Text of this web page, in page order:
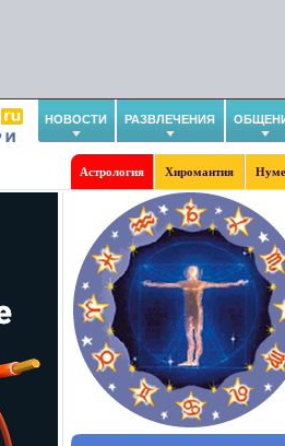
НОВОСТИ РАЗВЛЕЧЕНИЯ
Астрология Хиромантия